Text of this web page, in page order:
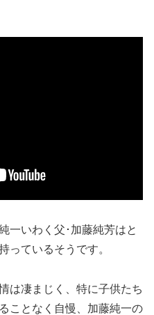
一いわく父･加藤純芳はと
っているそうです。
は凄まじく、特に子供たち
ことなく自慢、加藤純一の